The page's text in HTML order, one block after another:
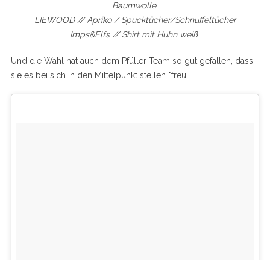
Baumwolle
LIEWOOD //Apriko /Spucktücher/Schnuffeltücher
Imps&Elfs // Shirt mit Huhn weiß
Und die Wahl hat auch dem Pfüller Team so gut gefallen, dass
sie es bei sich in den Mittelpunkt stellen *freu